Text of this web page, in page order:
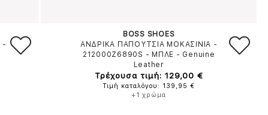
-
BOSS SHOES
ΑΝΔΡΙΚΑ ΠΑΠΟΥΤΣΙΑ ΜΟΚΑΣΙΝΙΑ -
212000Z6890S - ΜΠΛΕ - Genuine
Leather
Τρέχουσα τιμή: 129,00 €
Τιμή καταλόγου: 139,95 €
+1 χρώμα